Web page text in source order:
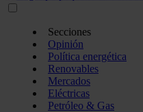
Secciones
Opinión
Política energética
Renovables
Mercados
Eléctricas
Petróleo & Gas